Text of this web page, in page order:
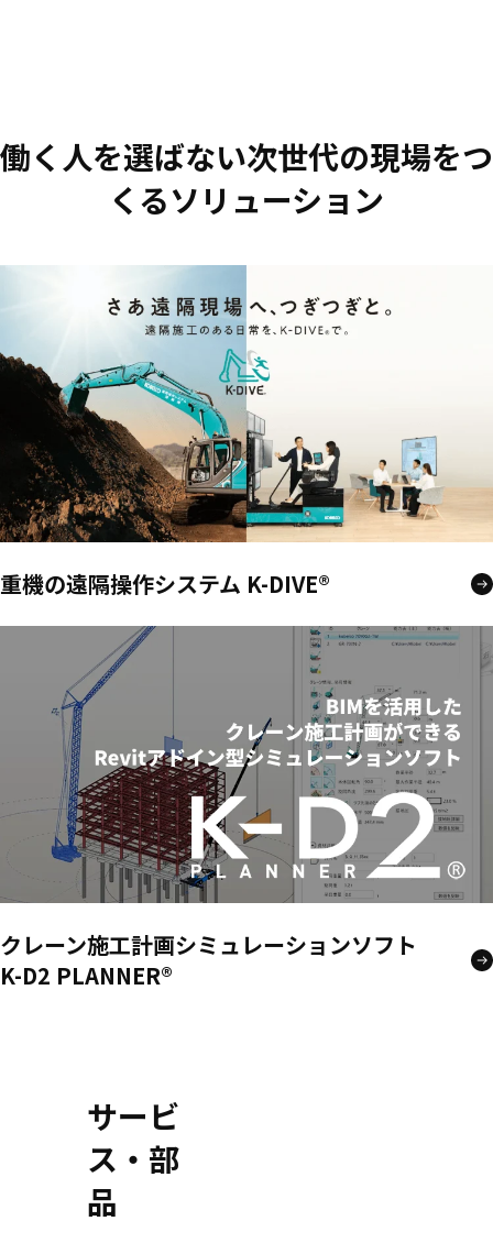
働く人を選ばない次世代の現場をつ
くるソリューション
重機の遠隔操作システム K-DIVE®
クレーン施工計画シミュレーションソフト
K-D2 PLANNER®
サービ
ス・部
品